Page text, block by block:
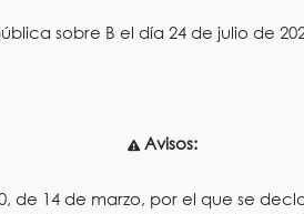
sobre B el día 24 de julio de
Avisos:
14 de marzo, por el que se